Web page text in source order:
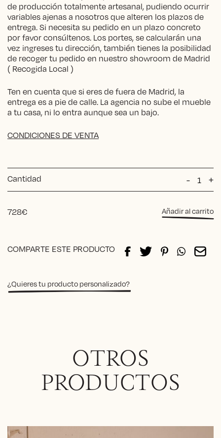
de producción totalmente artesanal, pudiendo ocurrir
variables ajenas a nosotros que alteren los plazos de
entrega. Si necesita su pedido en un plazo concreto
por favor consúltenos. Los portes, se calcularán una
vez ingreses tu dirección, también tienes la posibilidad
de recoger tu pedido en nuestro showroom de Madrid
( Recogida Local )
Ten en cuenta que si eres de fuera de Madrid, la
entrega es a pie de calle. La agencia no sube el mueble
a tu casa, ni lo entra aunque sea un bajo.
CONDICIONES DE VENTA
Cantidad -
Butaca
Laia
Bahari
+
728€ Añadir al carrito
COMPARTE ESTE PRODUCTO
¿Quieres tu producto personalizado?
OTROS
PRODUCTOS